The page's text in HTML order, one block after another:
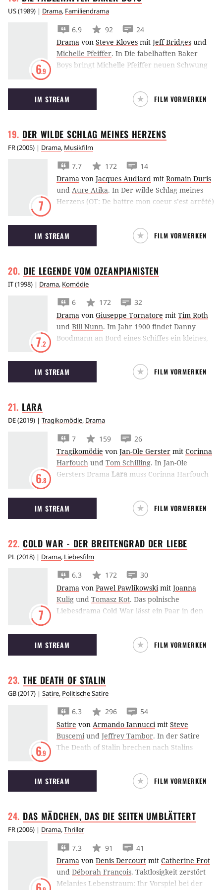
Kern der Freiheit in sich trägt. Inmitten eines
hochkarätigen Ensembles mit Richy Müller,
Jasmin Tabatabai, Vadim Glowna, Sven Pippig
und Nadja Uhl begeistern die beiden
Hauptdarstellerinnen Monica Bleibtreu als
Traude und die Kinoentdeckung Hannah
Spiel.
US(1989) | Drama, Familiendrama
6.9
6.9 92
24
Drama von Steve Kloves mit Jeff Bridges und
Michelle Pfeiffer. In Die fabelhaften Baker
Boys bringt Michelle Pfeiffer neuen Schwung
und Beau Bridges.
IM STREAM FILM VORMERKEN
DER WILDE SCHLAG MEINES HERZENS
FR(2005) | Drama, Musikfilm
7
7.7 172
14
Drama von Jacques Audiard mit Romain Duris
und Aure Atika. In Der wilde Schlag meines
Herzens (OT: De battre mon coeur s’est arrêté)
neues Leben zu beginnen.
IM STREAM FILM VORMERKEN
DIE LEGENDE VOMOZEANPIANISTEN
IT(1998) | Drama, Komödie
7.2
6 172
32
Drama von Giuseppe Tornatore mit Tim Roth
und Bill Nunn. Im Jahr 1900 findet Danny
Boodmann an Bord eines Schiffes ein kleines,
der Aufschrift "T.D. Lemon" findet, nennt er
den Jungen Danny Boodmann T.D. Lemon
1900. Der Adoptivvater wider Willen zieht sein
Füße bekommt, entwickelt er sich zu einem
immer aus einem etwas anderen Blickwinkel
betrachtet...
IM STREAM FILM VORMERKEN
LARA
DE(2019) | Tragikomödie, Drama
6.8
7 159
26
Tragikomödie von Jan-Ole Gerster mit Corinna
Harfouch und Tom Schilling. In Jan-Ole
Gersters Drama Lara muss Corinna Harfouch
Klavierkonzert ihres Sohnes Tom Schilling
nicht eingeladen worden zu sein.
IM STREAM FILM VORMERKEN
COLD WAR - DER BREITENGRAD DER LIEBE
PL(2018) | Drama, Liebesfilm
7
6.3 172
30
Drama von Pawel Pawlikowskimit Joanna
Kulig und Tomasz Kot. Das polnische
Liebesdrama Cold War lässt ein Paar in den
Krieges um seine Liebe kämpfen, als die
beiden sich wiederholt trennen und wieder
zusammenfinden.
IM STREAM FILM VORMERKEN
THE DEATH OF STALIN
GB(2017) | Satire, Politische Satire
6.9
6.3 296
54
Satire von Armando Iannucci mit Steve
Buscemi und Jeffrey Tambor. In der Satire
The Death of Stalin brechen nach Stalins
seinen sowjetischen Anhängern aus.
IM STREAM FILM VORMERKEN
DAS MÄDCHEN, DAS DIE SEITEN UMBLÄTTERT
FR(2006) | Drama,Thriller
7.3 91
41
Drama von Denis Dercourt mit Catherine Frot
und Déborah François. Taktlosigkeit zerstört
Melanies Lebenstraum: Ihr Vorspiel bei der